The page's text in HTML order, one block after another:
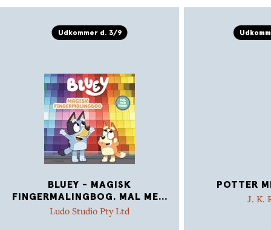
Udkommer d. 3/9
BLUEY - MAGISK
FINGERMALINGBOG. MAL ME...
Ludo Studio Pty Ltd
POTTER
J. K.